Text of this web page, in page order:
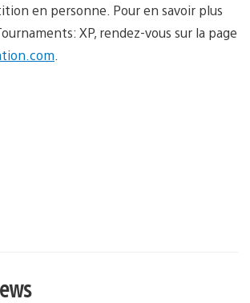
en personne. Pour en savoir plus
XP, rendez-vous sur la page